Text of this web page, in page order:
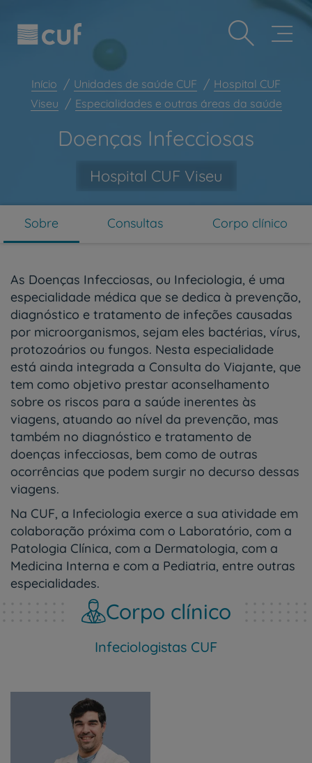
este
inclui
sistema
acessibilidade.
para
conteúdo
Prevenção e bem-estar
Grandes Áreas da Saúde
Serviços CUF
Plano +CUF
Clientes e acompanhantes
CUF Academic Center
Contacte-nos
Início Unidades de saúde CUF
Hospital CUF
Viseu
Especialidades e outras áreas da saúde
Doenças Infecciosas
Hospital CUF Viseu
Sobre Consultas Corpo clínico
As Doenças Infecciosas, ou Infeciologia, é uma
especialidade médica que se dedica à prevenção,
diagnóstico e tratamento de infeções causadas
por microorganismos, sejam eles bactérias, vírus,
protozoários ou fungos. Nesta especialidade
está ainda integrada a Consulta do Viajante, que
tem como objetivo prestar aconselhamento
sobre os riscos para a saúde inerentes às
viagens, atuando ao nível da prevenção, mas
também no diagnóstico e tratamento de
doenças infecciosas, bem como de outras
ocorrências que podem surgir no decurso dessas
viagens.
Na CUF, a Infeciologia exerce a sua atividade em
colaboração próxima com o Laboratório, com a
Patologia Clínica, com a Dermatologia, com a
Medicina Interna e com a Pediatria, entre outras
especialidades.
Corpo clínico
Infeciologistas CUF